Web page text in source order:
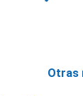
Otras